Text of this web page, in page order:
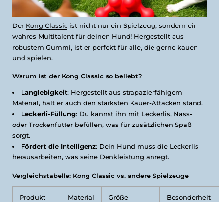
Der Kong Classic ist nicht nur ein Spielzeug, sondern ein
wahres Multitalent für deinen Hund! Hergestellt aus
robustem Gummi, ist er perfekt für alle, die gerne kauen
und spielen.
Warum ist der Kong Classic so beliebt?
Langlebigkeit: Hergestellt aus strapazierfähigem
Material, hält er auch den stärksten Kauer-Attacken stand.
Leckerli-Füllung: Du kannst ihn mit Leckerlis, Nass-
oder Trockenfutter befüllen, was für zusätzlichen Spaß
sorgt.
Fördert die Intelligenz: Dein Hund muss die Leckerlis
herausarbeiten, was seine Denkleistung anregt.
Vergleichstabelle: Kong Classic vs. andere Spielzeuge
Produkt Material Größe Besonderheit